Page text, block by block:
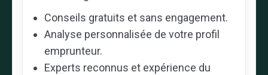
Conseils gratuits et sans engagement.
Analyse personnalisée de votre profil
emprunteur.
Experts reconnus et expérience du